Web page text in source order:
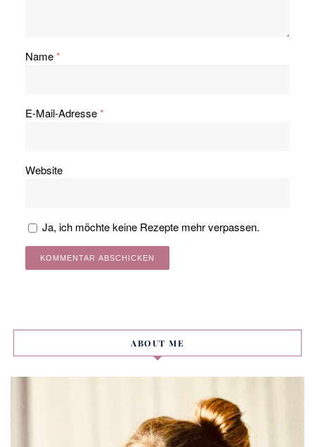
Name*
E-Mail-Adresse*
Website
Ja, ich möchte keine Rezepte mehr verpassen.
ABOUT ME